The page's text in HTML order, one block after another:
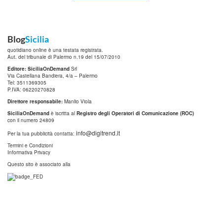
BlogSicilia
quotidiano online è una testata registrata.
Aut. del tribunale di Palermo n.19 del 15/07/2010
Editore: SiciliaOnDemand Srl
Via Castellana Bandiera, 4/a – Palermo
Tel: 3511369305
P.IVA: 06220270828
Direttore responsabile: Manlio Viola
SiciliaOnDemand è iscritta al Registro degli Operatori di Comunicazione (ROC)
con il numero 24809
Per la tua pubblicità contatta: info@digitrend.it
Termini e Condizioni
Informativa Privacy
Questo sito è associato alla